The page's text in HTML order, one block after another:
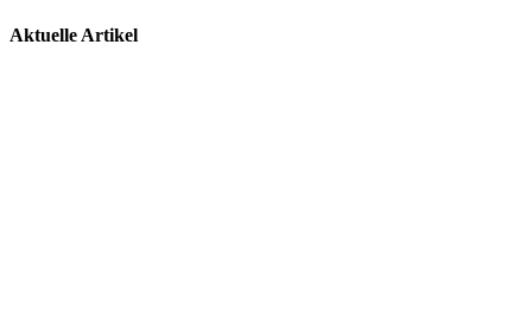
Aktuelle Artikel